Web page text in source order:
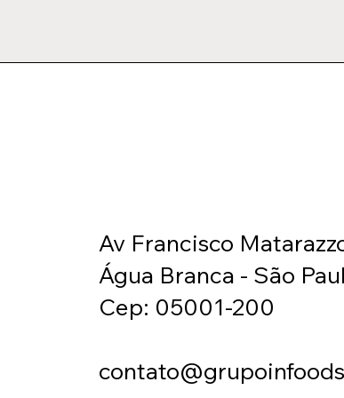
Av Francisco
Água Branca - São
Cep: 05001-200